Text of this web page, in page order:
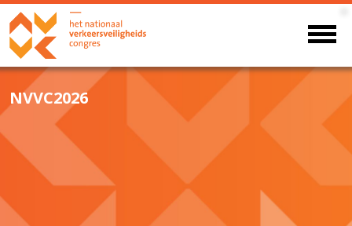
NVVC2026